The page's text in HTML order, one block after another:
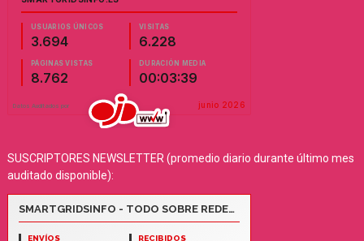
SUSCRIPTORES NEWSLETTER (promedio diario durante último mes
auditado disponible):